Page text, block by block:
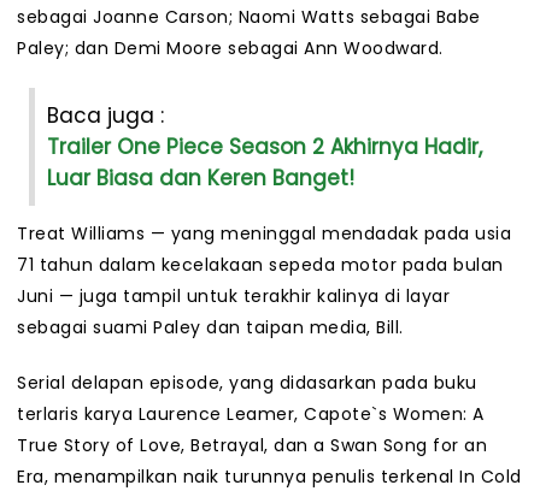
sebagai Joanne Carson; Naomi Watts sebagai Babe
Paley; dan Demi Moore sebagai Ann Woodward.
Baca juga :
Trailer One Piece Season 2 Akhirnya Hadir,
Luar Biasa dan Keren Banget!
Treat Williams — yang meninggal mendadak pada usia
71 tahun dalam kecelakaan sepeda motor pada bulan
Juni — juga tampil untuk terakhir kalinya di layar
sebagai suami Paley dan taipan media, Bill.
Serial delapan episode, yang didasarkan pada buku
terlaris karya Laurence Leamer, Capote`s Women: A
True Story of Love, Betrayal, dan a Swan Song for an
Era, menampilkan naik turunnya penulis terkenal In Cold